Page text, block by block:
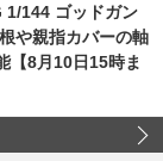
1/144 ゴッドガン
や親指カバーの軸
【8月10日15時ま